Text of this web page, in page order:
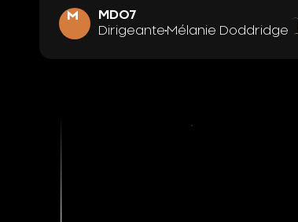
M
MDO7
DirigeanteMélanie Doddridge